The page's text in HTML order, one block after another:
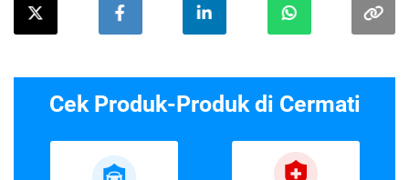
Cek Produk-Produk di Cermati